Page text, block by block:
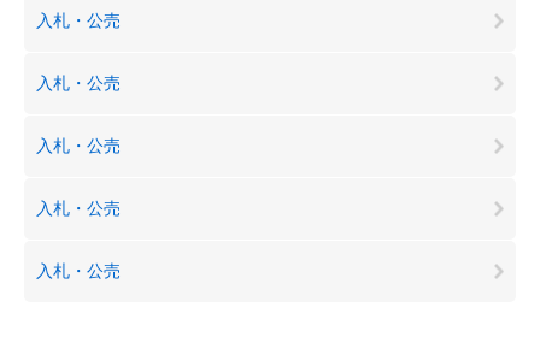
入札・公売
入札・公売
入札・公売
入札・公売
入札・公売